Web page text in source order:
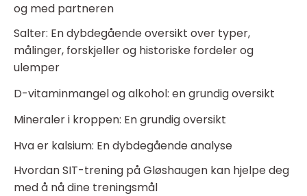
og med partneren
Salter: En dybdegående oversikt over typer,
målinger, forskjeller og historiske fordeler og
ulemper
D-vitaminmangel og alkohol: en grundig oversikt
Mineraler i kroppen: En grundig oversikt
Hva er kalsium: En dybdegående analyse
Hvordan SIT-trening på Gløshaugen kan hjelpe deg
med å nå dine treningsmål